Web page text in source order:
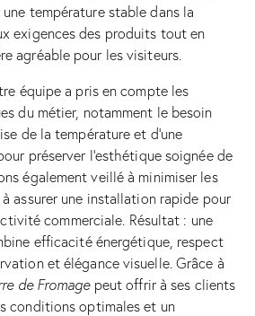
température stable dans la
exigences des produits tout en
agréable pour les visiteurs.
équipe a pris en compte les
du métier, notamment le besoin
de la température et d’une
préserver l’esthétique soignée de
également veillé à minimiser les
assurer une installation rapide pour
commerciale. Résultat : une
efficacité énergétique, respect
et élégance visuelle. Grâce à
de Fromagepeut offrir à ses clients
conditions optimales et un